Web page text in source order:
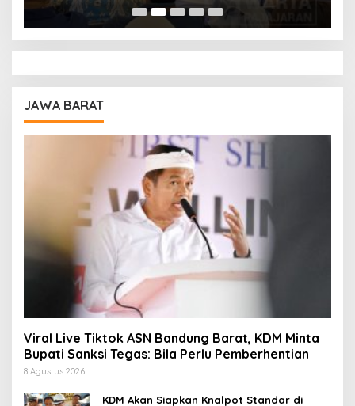
Pendidikan
JAWA BARAT
Viral Live Tiktok ASN Bandung Barat, KDM Minta
Bupati Sanksi Tegas: Bila Perlu Pemberhentian
8 Agustus 2026
KDM Akan Siapkan Knalpot Standar di